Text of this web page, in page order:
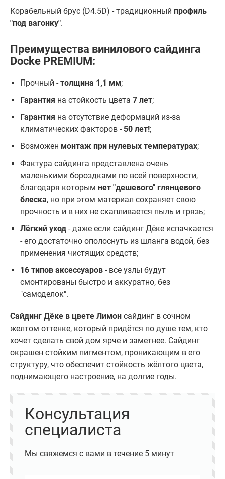
Корабельный брус (D4.5D) - традиционный профиль
"под вагонку".
Преимущества винилового сайдинга
Docke PREMIUM:
Прочный -толщина 1,1 мм;
Гарантия на стойкость цвета7 лет;
Гарантия на отсутствие деформаций из-за
климатических факторов - 50 лет!;
Возможен монтаж при нулевых температурах;
Фактура сайдинга представлена очень
маленькими бороздками по всей поверхности,
благодаря которымнет "дешевого" глянцевого
блеска, но при этом материал сохраняет свою
прочность и в них не скапливается пыль и грязь;
Лёгкий уход - даже если сайдинг Дёке испачкается
- его достаточно ополоснуть из шланга водой, без
применения чистящих средств;
16 типов аксессуаров - все узлы будут
смонтированы быстро и аккуратно, без
"самоделок".
Сайдинг Дёке в цвете Лимон сайдинг в сочном
желтом оттенке, который придётся по душе тем, кто
хочет сделать свой дом ярче и заметнее. Сайдинг
окрашен стойким пигментом, проникающим в его
структуру, что обеспечит стойкость жёлтого цвета,
поднимающего настроение, на долгие годы.
Консультация
специалиста
Мы свяжемся с вами в течение 5 минут